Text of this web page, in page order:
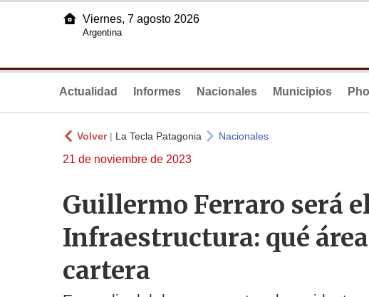
Viernes, 7 agosto 2026
Argentina
Actualidad Informes Nacionales Municipios
Volver| La Tecla Patagonia Nacionales
21 de noviembre de 2023
Guillermo Ferraro será
Infraestructura: qué
cartera